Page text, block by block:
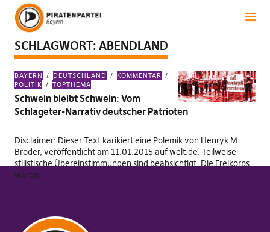
SCHLAGWORT: ABENDLAND
BAYERN DEUTSCHLAND
KOMMENTAR
POLITIK
TOPTHEMA
Schwein bleibt Schwein: Vom
Schlageter-Narrativ deutscher Patrioten
Disclaimer: Dieser Text karikiert eine Polemik von Henryk M.
Broder, veröffentlicht am 11.01.2015 auf welt.de. Teilweise
stilistische Übereinstimmungen sind beabsichtigt. Die Freikorps
waren…